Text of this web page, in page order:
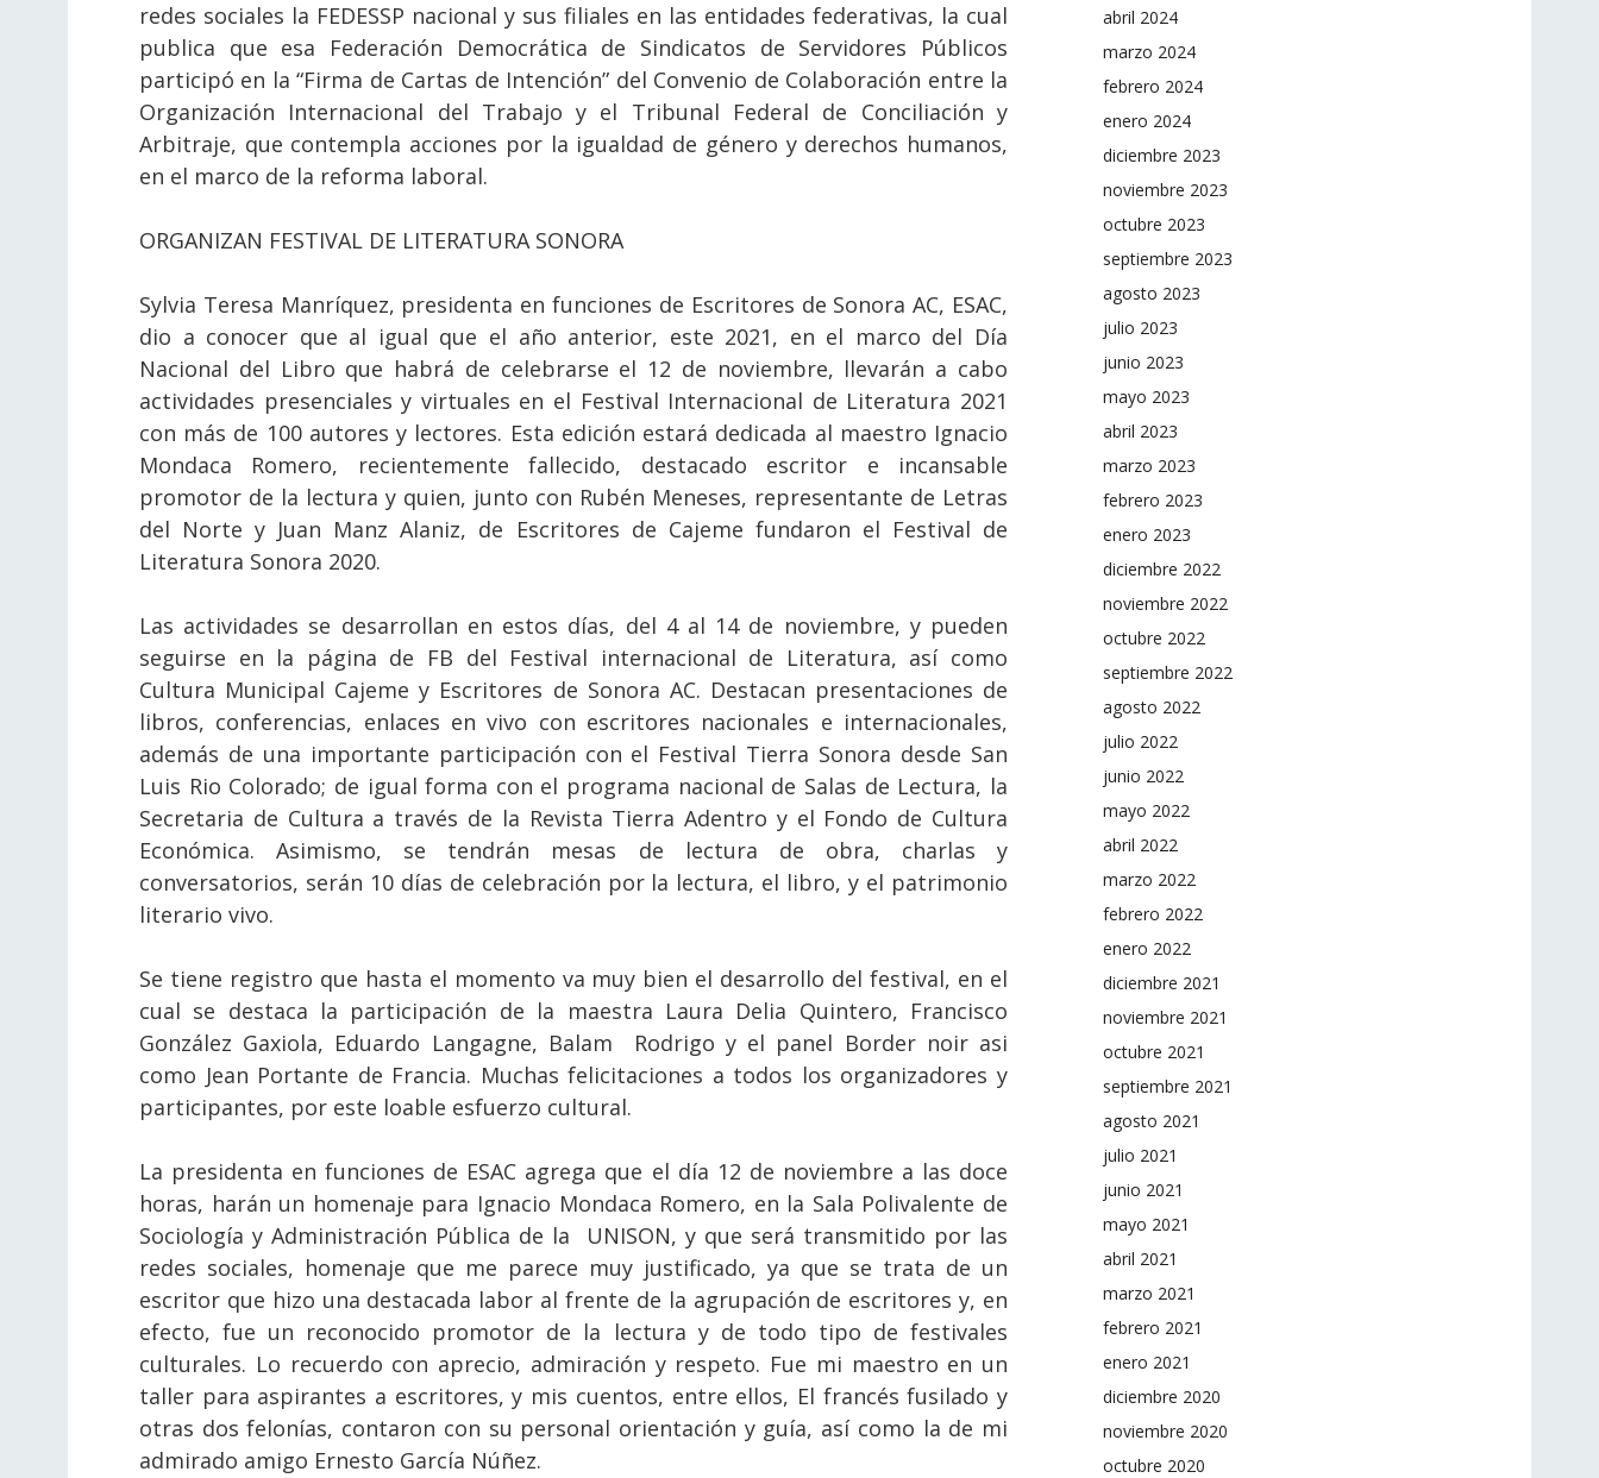
redes sociales la FEDESSP nacional y sus filiales en las entidades federativas, la cual
publica que esa Federación Democrática de Sindicatos de Servidores Públicos
participó en la “Firma de Cartas de Intención” del Convenio de Colaboración entre la
Organización Internacional del Trabajo y el Tribunal Federal de Conciliación y
Arbitraje, que contempla acciones por la igualdad de género y derechos humanos,
en el marco de la reforma laboral.
ORGANIZAN FESTIVAL DE LITERATURA SONORA
Sylvia Teresa Manríquez, presidenta en funciones de Escritores de Sonora AC, ESAC,
dio a conocer que al igual que el año anterior, este 2021, en el marco del Día
Nacional del Libro que habrá de celebrarse el 12 de noviembre, llevarán a cabo
actividades presenciales y virtuales en el Festival Internacional de Literatura 2021
con más de 100 autores y lectores. Esta edición estará dedicada al maestro Ignacio
Mondaca Romero, recientemente fallecido, destacado escritor e incansable
promotor de la lectura y quien, junto con Rubén Meneses, representante de Letras
del Norte y Juan Manz Alaniz, de Escritores de Cajeme fundaron el Festival de
Literatura Sonora 2020.
Las actividades se desarrollan en estos días, del 4 al 14 de noviembre, y pueden
seguirse en la página de FB del Festival internacional de Literatura, así como
Cultura Municipal Cajeme y Escritores de Sonora AC. Destacan presentaciones de
libros, conferencias, enlaces en vivo con escritores nacionales e internacionales,
además de una importante participación con el Festival Tierra Sonora desde San
Luis Rio Colorado; de igual forma con el programa nacional de Salas de Lectura, la
Secretaria de Cultura a través de la Revista Tierra Adentro y el Fondo de Cultura
Económica. Asimismo, se tendrán mesas de lectura de obra, charlas y
conversatorios, serán 10 días de celebración por la lectura, el libro, y el patrimonio
literario vivo.
Se tiene registro que hasta el momento va muy bien el desarrollo del festival, en el
cual se destaca la participación de la maestra Laura Delia Quintero, Francisco
González Gaxiola, Eduardo Langagne, Balam Rodrigo y el panel Border noir asi
como Jean Portante de Francia. Muchas felicitaciones a todos los organizadores y
participantes, por este loable esfuerzo cultural.
La presidenta en funciones de ESAC agrega que el día 12 de noviembre a las doce
horas, harán un homenaje para Ignacio Mondaca Romero, en la Sala Polivalente de
Sociología y Administración Pública de la UNISON, y que será transmitido por las
redes sociales, homenaje que me parece muy justificado, ya que se trata de un
escritor que hizo una destacada labor al frente de la agrupación de escritores y, en
efecto, fue un reconocido promotor de la lectura y de todo tipo de festivales
culturales. Lo recuerdo con aprecio, admiración y respeto. Fue mi maestro en un
taller para aspirantes a escritores, y mis cuentos, entre ellos, El francés fusilado y
otras dos felonías, contaron con su personal orientación y guía, así como la de mi
admirado amigo Ernesto García Núñez.
abril 2024
marzo 2024
febrero 2024
enero 2024
diciembre 2023
noviembre 2023
octubre 2023
septiembre 2023
agosto 2023
julio 2023
junio 2023
mayo 2023
abril 2023
marzo 2023
febrero 2023
enero 2023
diciembre 2022
noviembre 2022
octubre 2022
septiembre 2022
agosto 2022
julio 2022
junio 2022
mayo 2022
abril 2022
marzo 2022
febrero 2022
enero 2022
diciembre 2021
noviembre 2021
octubre 2021
septiembre 2021
agosto 2021
julio 2021
junio 2021
mayo 2021
abril 2021
marzo 2021
febrero 2021
enero 2021
diciembre 2020
noviembre 2020
octubre 2020